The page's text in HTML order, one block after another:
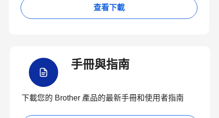
查看下載
手冊與指南
下載您的 Brother 產品的最新手冊和使用者指南